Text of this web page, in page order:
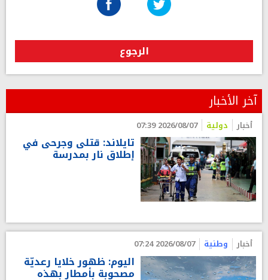
الرجوع
آخر الأخبار
أخبار دولية 2026/08/07 07:39
تايلاند: قتلى وجرحى في
إطلاق نار بمدرسة
أخبار وطنية 2026/08/07 07:24
اليوم: ظهور خلايا رعديّة
مصحوبة بأمطار بهذه